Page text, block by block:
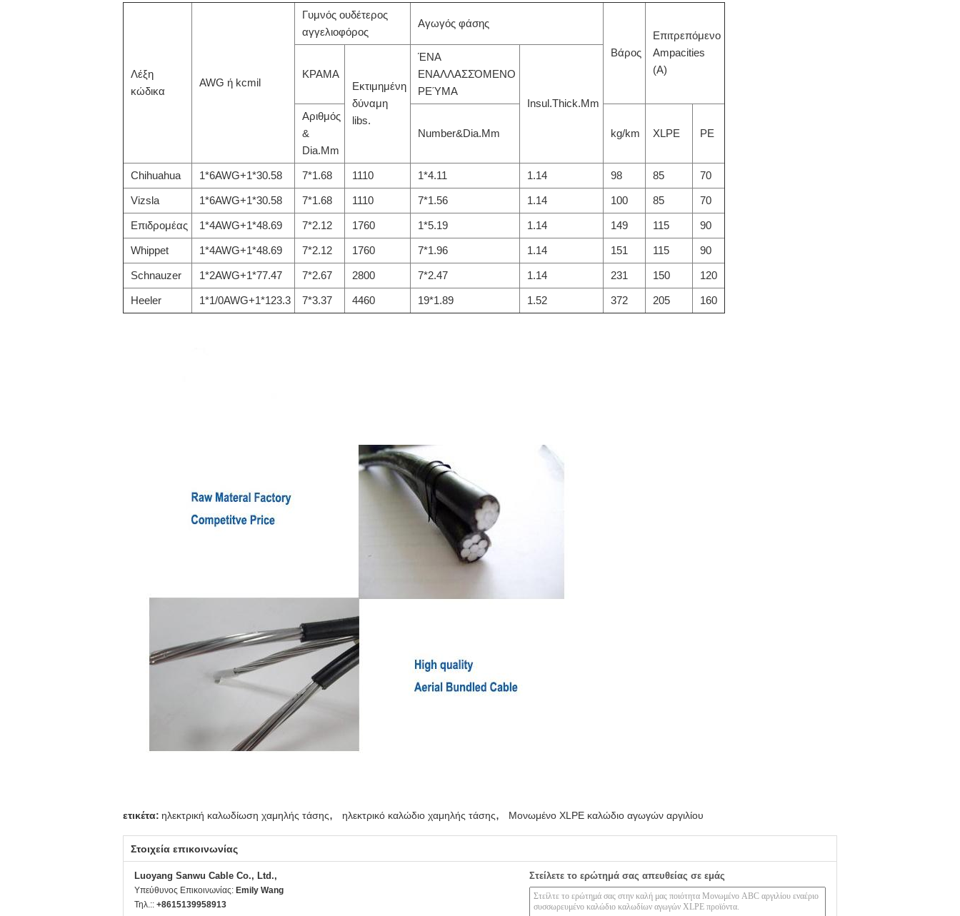
Λέξη
κώδικα
AWG ή kcmil
Γυμνός ουδέτερος
αγγελιοφόρος
Αγωγός φάσης
Βάρος
Επιτρεπόμενο
Ampacities
(Α)
ΚΡΑΜΑ
Εκτιμημένη
δύναμη
libs.
ΈΝΑ
ΕΝΑΛΛΑΣΣΌΜΕΝΟ
ΡΕΎΜΑ
Insul.Thick.Mm
Αριθμός
&
Dia.Mm
Number&Dia.Mm kg/km XLPE PE
Chihuahua 1*6AWG+1*30.58 7*1.68 1110 1*4.11 1.14 98 85 70
Vizsla 1*6AWG+1*30.58 7*1.68 1110 7*1.56 1.14 100 85 70
Επιδρομέας 1*4AWG+1*48.69 7*2.12 1760 1*5.19 1.14 149 115 90
Whippet 1*4AWG+1*48.69 7*2.12 1760 7*1.96 1.14 151 115 90
Schnauzer 1*2AWG+1*77.47 7*2.67 2800 7*2.47 1.14 231 150 120
Heeler 1*1/0AWG+1*123.3 7*3.37 4460 19*1.89 1.52 372 205 160
ετικέτα: ηλεκτρική καλωδίωση χαμηλής τάσης, ηλεκτρικό καλώδιο χαμηλής τάσης, Μονωμένο XLPE καλώδιο αγωγών αργιλίου
Στοιχεία επικοινωνίας
Luoyang Sanwu Cable Co., Ltd.,
Υπεύθυνος Επικοινωνίας: Emily Wang
Τηλ.:: +8615139958913
Στείλετε το ερώτημά σας απευθείας σε εμάς